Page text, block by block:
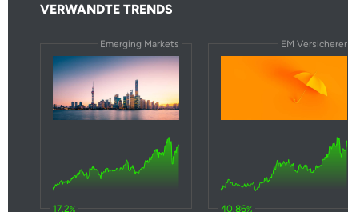
United Overseas Bank Ltd.
China Citic Bank Corporation Ltd
Banco Santander Chile
VERWANDTE TRENDS
Emerging Markets
17.2%
EM Versicherer
40.86%